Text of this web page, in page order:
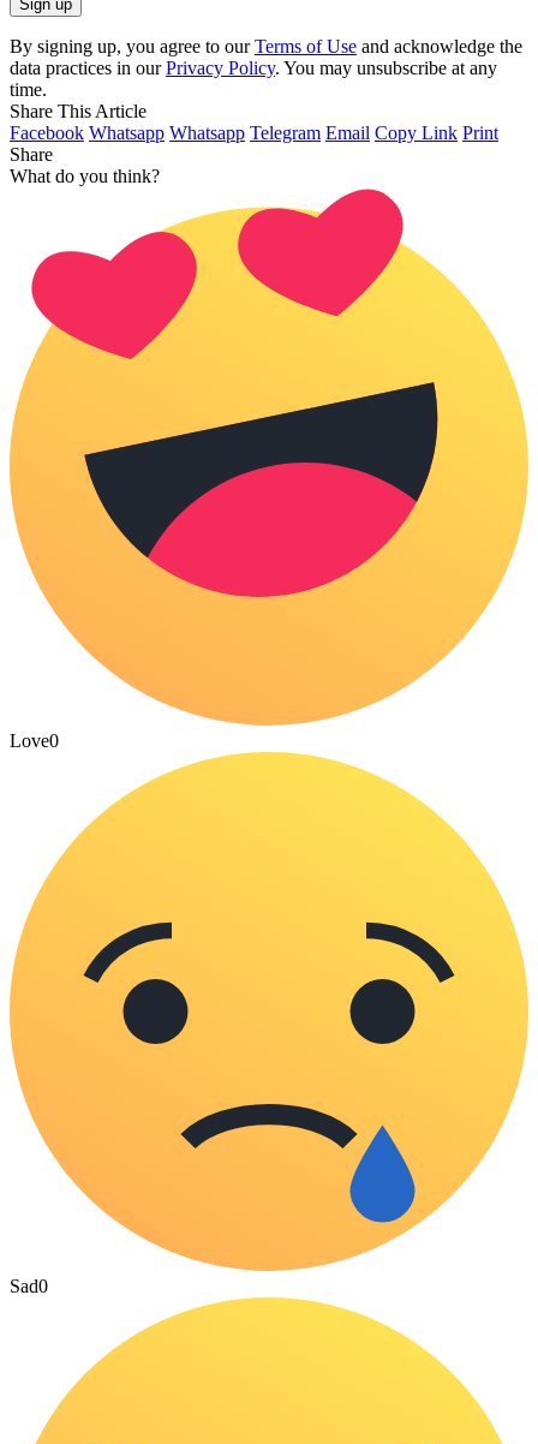
By signing up, you agree to ourTerms of Use and acknowledge the
data practices in ourPrivacy Policy. You may unsubscribe at any
time.
Share This Article
Facebook Whatsapp Whatsapp Telegram Email Copy Link Print
Share
What do you think?
Love0
Sad0